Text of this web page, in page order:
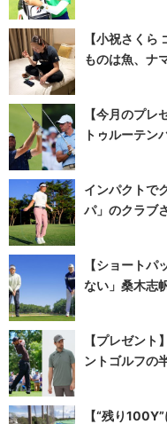
【小祝さく
ものは魚、ナ
【今月のプ
トゥルーテン
インパクトで
パ」のクラブ
【ショート
ない」桑木志
【プレゼン
ントゴルフの
【“残り